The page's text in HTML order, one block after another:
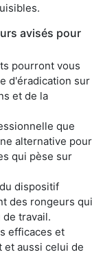
avisés pour
pourront vous
d'éradication sur
et de la
que
alternative pour
qui pèse sur
dispositif
des rongeurs qui
travail.
efficaces et
aussi celui de